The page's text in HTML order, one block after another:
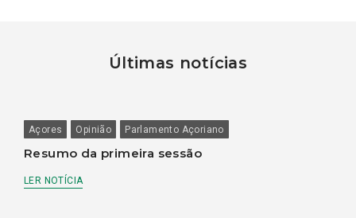
Últimas notícias
Açores Opinião Parlamento Açoriano
Resumo da primeira sessão
LER NOTÍCIA